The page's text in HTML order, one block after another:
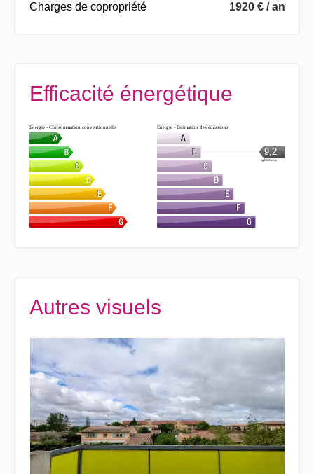
Charges de copropriété 1920 € / an
Efficacité énergétique
Énergie - Consommation conventionnelle Énergie - Estimation des émissions
9,2
kg CO2/m².an
Autres visuels